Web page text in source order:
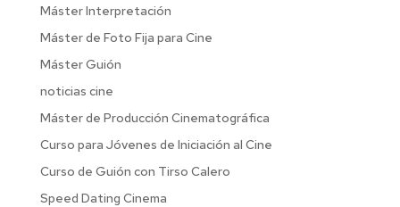
Máster Interpretación
Máster de Foto Fija para Cine
Máster Guión
noticias cine
Máster de Producción Cinematográfica
Curso para Jóvenes de Iniciación al Cine
Curso de Guión con Tirso Calero
Speed Dating Cinema